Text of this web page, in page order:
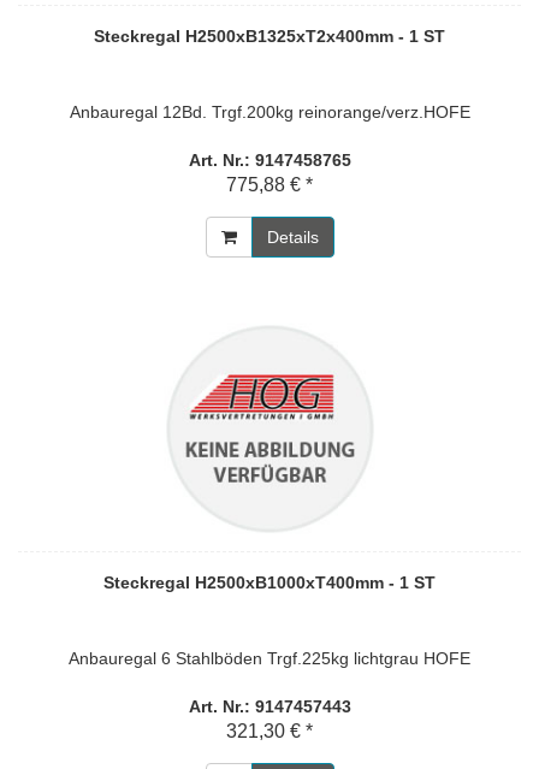
Steckregal H2500xB1325xT2x400mm - 1 ST
Anbauregal 12Bd. Trgf.200kg reinorange/verz.HOFE
Art. Nr.: 9147458765
775,88 € *
Details
Steckregal H2500xB1000xT400mm - 1 ST
Anbauregal 6 Stahlböden Trgf.225kg lichtgrau HOFE
Art. Nr.: 9147457443
321,30 € *